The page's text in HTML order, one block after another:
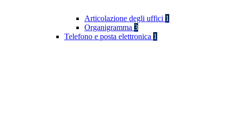
Articolazione degli uffici 1
Organigramma 3
Telefono e posta elettronica 1